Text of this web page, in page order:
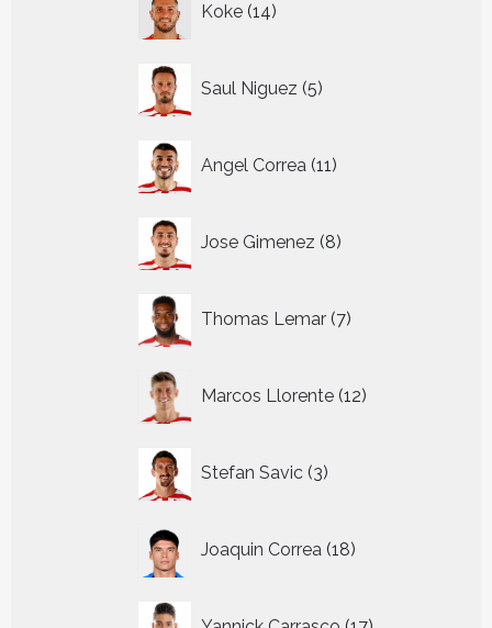
Koke 14
producten
Saul Niguez 5
producten
Angel Correa 11
producten
Jose Gimenez 8
producten
Thomas Lemar 7
producten
Marcos Llorente 12
producten
Stefan Savic 3
producten
Joaquin Correa 18
producten